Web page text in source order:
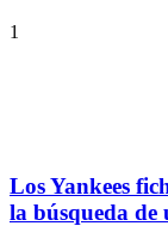
1
Los Yankees
la búsqueda de